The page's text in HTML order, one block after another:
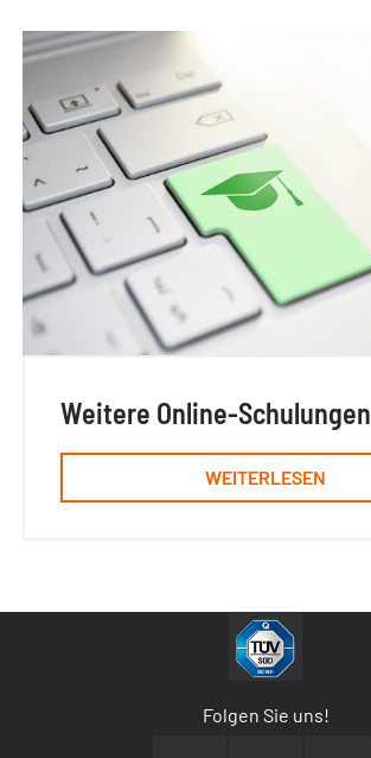
Weitere Online-Schulungen
WEITERLESEN
Folgen Sie uns!